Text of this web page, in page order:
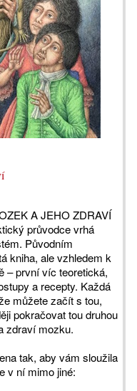
A JEHO ZDRAVÍ
průvodce vrhá
Původním
kniha, ale vzhledem k
– první víc teoretická,
a recepty. Každá
můžete začít s tou,
pokračovat tou druhou
zdraví mozku.
tak, aby vám sloužila
v ní mimo jiné: